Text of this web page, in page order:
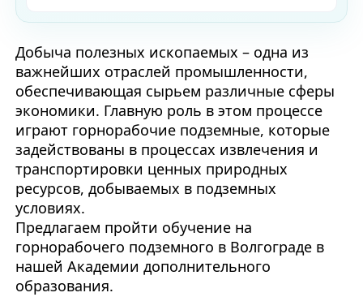
Добыча полезных ископаемых – одна из
важнейших отраслей промышленности,
обеспечивающая сырьем различные сферы
экономики. Главную роль в этом процессе
играют горнорабочие подземные, которые
задействованы в процессах извлечения и
транспортировки ценных природных
ресурсов, добываемых в подземных
условиях.
Предлагаем пройти обучение на
горнорабочего подземного в Волгограде в
нашей Академии дополнительного
образования.